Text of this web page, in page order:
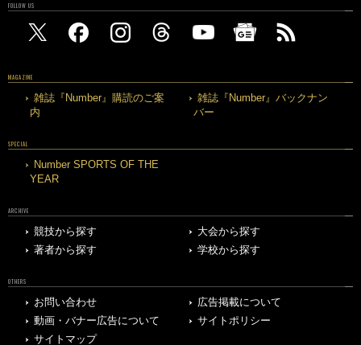
FOLLOW US
MAGAZINE
雑誌『Number』購読のご案
内
雑誌『Number』バックナン
バー
SPECIAL
Number SPORTS OF THE
YEAR
ARCHIVE
競技から探す
大会から探す
著者から探す
学校から探す
OTHERS
お問い合わせ
広告掲載について
動画・バナー広告について
サイトポリシー
サイトマップ